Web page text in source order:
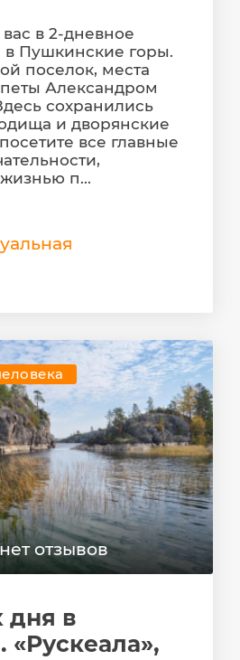
в 2-дневное
в Пушкинские горы.
поселок, места
Александром
сохранились
и дворянские
все главные
п...
нет отзывов
дня в
«Рускеала»,